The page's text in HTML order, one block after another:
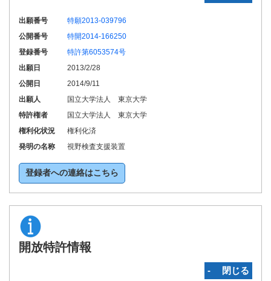
出願番号
特願2013-039796
公開番号
特開2014-166250
登録番号
特許第6053574号
出願日
2013/2/28
公開日
2014/9/11
出願人
国立大学法人 東京大学
特許権者
国立大学法人 東京大学
権利化状況
権利化済
発明の名称
視野検査支援装置
登録者への連絡はこちら
開放特許情報
‐ 閉じる